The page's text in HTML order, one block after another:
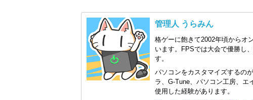
管理人 うらみん
格ゲーに飽きて2002年頃からオ
います。FPSでは大会で優勝し
す。
パソコンをカスタマイズするの
ラ、G-Tune、パソコン工房、エ
使用した経験があります。